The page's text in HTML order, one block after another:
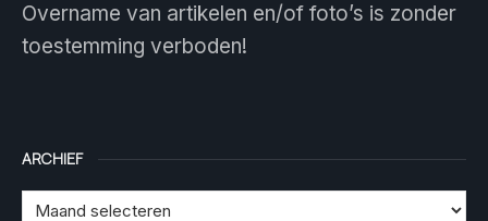
Overname van artikelen en/of foto’s is zonder
toestemming verboden!
ARCHIEF